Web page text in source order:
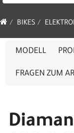
BIKES
MODELL
FRAGEN ZUM